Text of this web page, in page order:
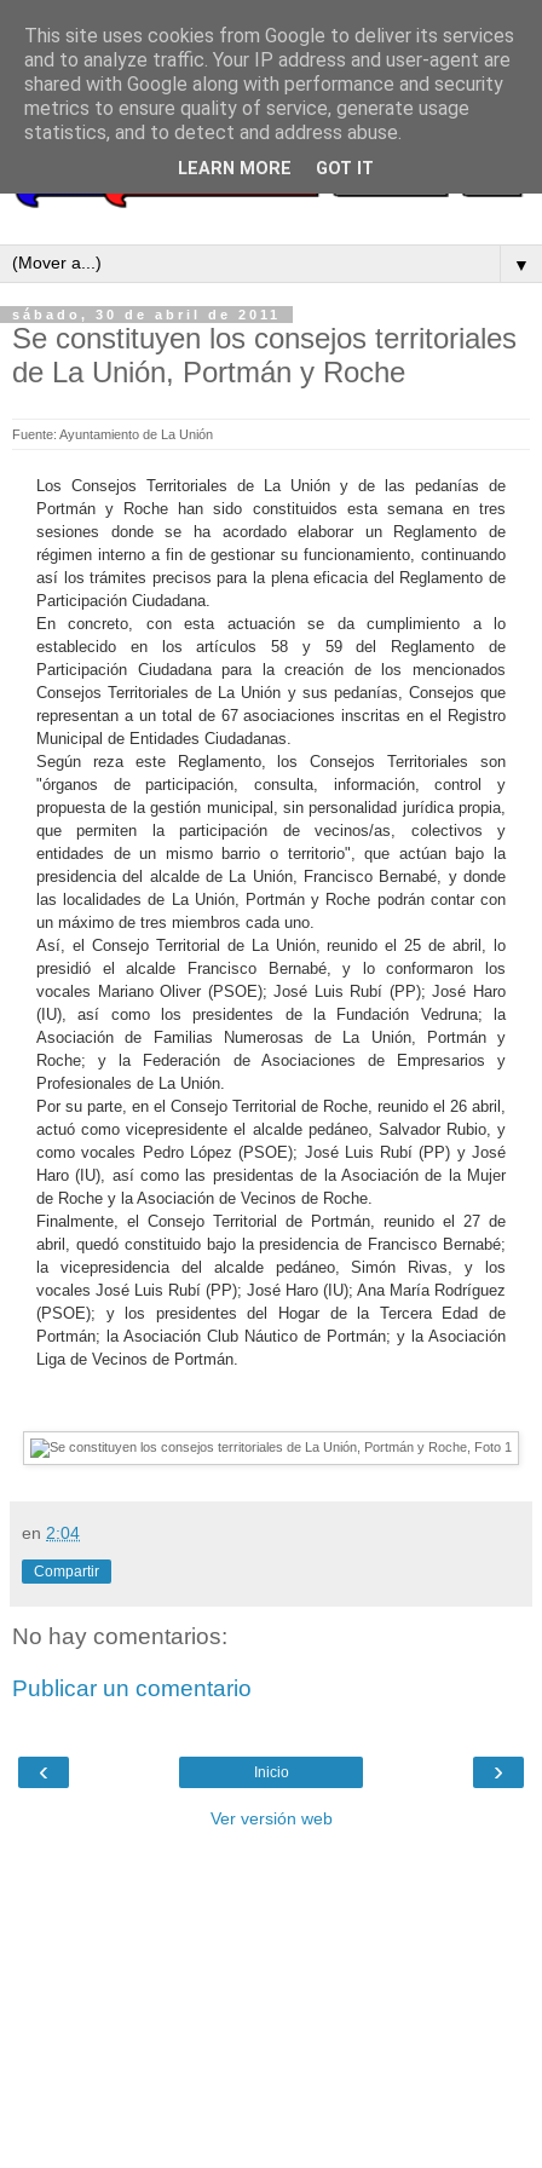
▼
sábado, 30 de abril de 2011
Se constituyen los consejos territoriales
de La Unión, Portmán y Roche
Fuente: Ayuntamiento de La Unión
Los Consejos Territoriales de La Unión y de las pedanías de
Portmán y Roche han sido constituidos esta semana en tres
sesiones donde se ha acordado elaborar un Reglamento de
régimen interno a fin de gestionar su funcionamiento, continuando
así los trámites precisos para la plena eficacia del Reglamento de
Participación Ciudadana.
En concreto, con esta actuación se da cumplimiento a lo
establecido en los artículos 58 y 59 del Reglamento de
Participación Ciudadana para la creación de los mencionados
Consejos Territoriales de La Unión y sus pedanías, Consejos que
representan a un total de 67 asociaciones inscritas en el Registro
Municipal de Entidades Ciudadanas.
Según reza este Reglamento, los Consejos Territoriales son
"órganos de participación, consulta, información, control y
propuesta de la gestión municipal, sin personalidad jurídica propia,
que permiten la participación de vecinos/as, colectivos y
entidades de un mismo barrio o territorio", que actúan bajo la
presidencia del alcalde de La Unión, Francisco Bernabé, y donde
las localidades de La Unión, Portmán y Roche podrán contar con
un máximo de tres miembros cada uno.
Así, el Consejo Territorial de La Unión, reunido el 25 de abril, lo
presidió el alcalde Francisco Bernabé, y lo conformaron los
vocales Mariano Oliver (PSOE); José Luis Rubí (PP); José Haro
(IU), así como los presidentes de la Fundación Vedruna; la
Asociación de Familias Numerosas de La Unión, Portmán y
Roche; y la Federación de Asociaciones de Empresarios y
Profesionales de La Unión.
Por su parte, en el Consejo Territorial de Roche, reunido el 26 abril,
actuó como vicepresidente el alcalde pedáneo, Salvador Rubio, y
como vocales Pedro López (PSOE); José Luis Rubí (PP) y José
Haro (IU), así como las presidentas de la Asociación de la Mujer
de Roche y la Asociación de Vecinos de Roche.
Finalmente, el Consejo Territorial de Portmán, reunido el 27 de
abril, quedó constituido bajo la presidencia de Francisco Bernabé;
la vicepresidencia del alcalde pedáneo, Simón Rivas, y los
vocales José Luis Rubí (PP); José Haro (IU); Ana María Rodríguez
(PSOE); y los presidentes del Hogar de la Tercera Edad de
Portmán; la Asociación Club Náutico de Portmán; y la Asociación
Liga de Vecinos de Portmán.
en 2:04
Compartir
No hay comentarios:
Publicar un comentario
‹ ›
Inicio
Ver versión web
This site uses cookies from Google to deliver its services
and to analyze traffic. Your IP address and user-agent are
shared with Google along with performance and security
metrics to ensure quality of service, generate usage
statistics, and to detect and address abuse.
LEARN MORE GOT IT